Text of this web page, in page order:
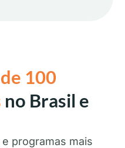
100
no Brasil e
programas mais